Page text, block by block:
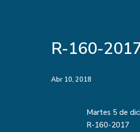
R-160-
Abr 10, 2018
Martes 5 de
R-160-2017